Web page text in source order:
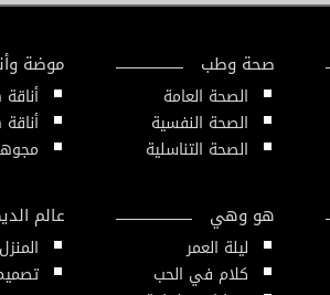
صحة وطب
الصحة العامة
الصحة النفسية
الصحة التناسلية
موضة
هو وهي
ليلة العمر
كلام في الحب
عالم